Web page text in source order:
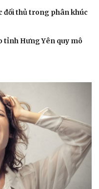
đối thủ trong phân khúc
tỉnh Hưng Yên quy mô